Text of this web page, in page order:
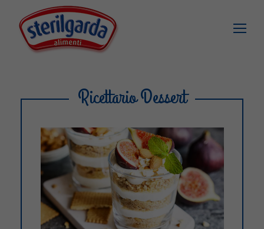
Ricettario Dessert